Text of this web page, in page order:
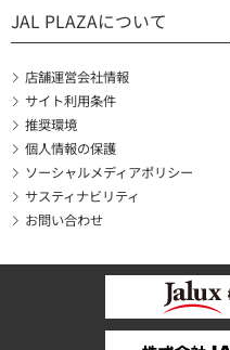
JAL PLAZAについて
店舗運営会社情報
サイト利用条件
推奨環境
個人情報の保護
ソーシャルメディアポリシー
サスティナビリティ
お問い合わせ